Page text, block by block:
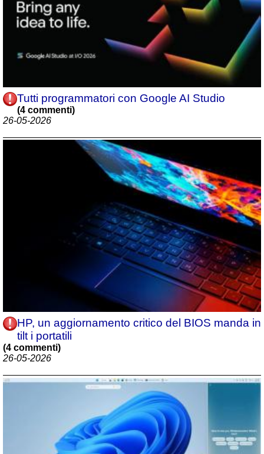
Tutti programmatori con Google AI Studio
(4 commenti)
26-05-2026
HP, un aggiornamento critico del BIOS manda in
tilt i portatili
(4 commenti)
26-05-2026